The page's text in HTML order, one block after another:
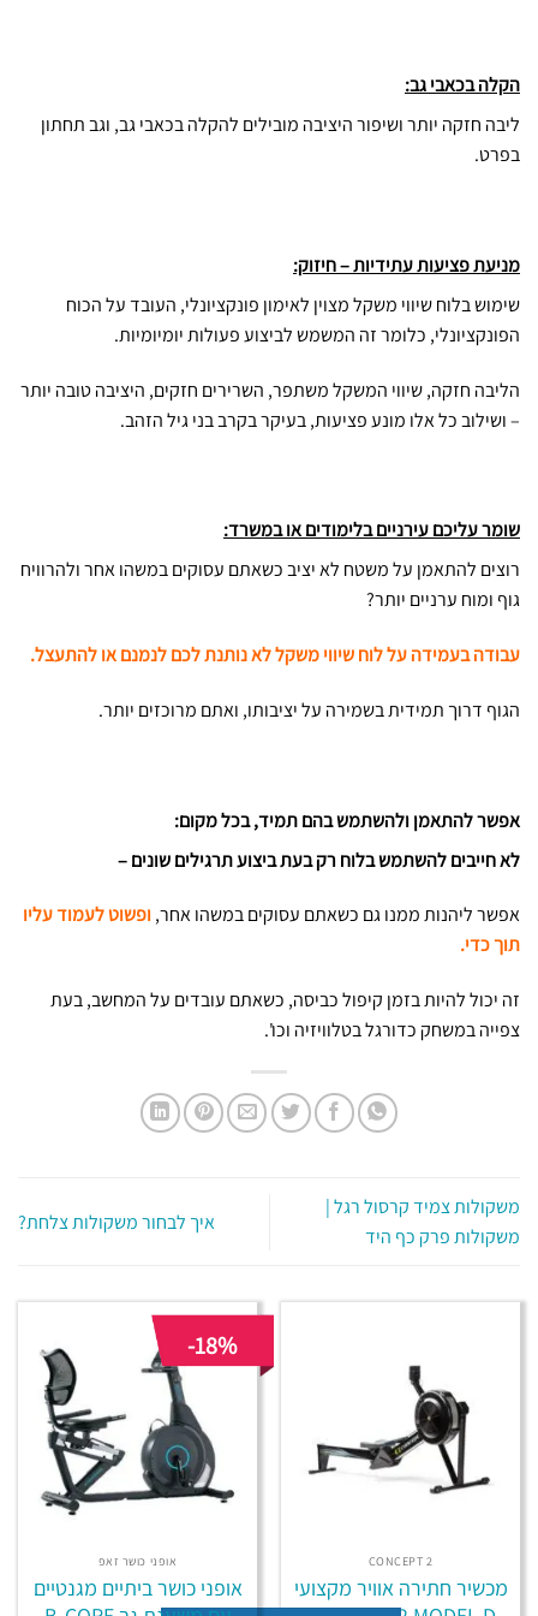
הקלה בכאבי גב:
ליבה חזקה יותר ושיפור היציבה מובילים להקלה בכאבי גב, וגב תחתון
בפרט.
מניעת פציעות עתידיות – חיזוק:
שימוש בלוח שיווי משקל מצוין לאימון פונקציונלי, העובד על הכוח
הפונקציונלי, כלומר זה המשמש לביצוע פעולות יומיומיות.
הליבה חזקה, שיווי המשקל משתפר, השרירים חזקים, היציבה טובה יותר
– ושילוב כל אלו מונע פציעות, בעיקר בקרב בני גיל הזהב.
שומר עליכם עירניים בלימודים או במשרד:
רוצים להתאמן על משטח לא יציב כשאתם עסוקים במשהו אחר ולהרוויח
גוף ומוח ערניים יותר?
עבודה בעמידה על לוח שיווי משקל לא נותנת לכם לנמנם או להתעצל.
הגוף דרוך תמידית בשמירה על יציבותו, ואתם מרוכזים יותר.
אפשר להתאמן ולהשתמש בהם תמיד, בכל מקום:
לא חייבים להשתמש בלוח רק בעת ביצוע תרגילים שונים –
אפשר ליהנות ממנו גם כשאתם עסוקים במשהו אחר,ופשוט לעמוד עליו
תוך כדי.
זה יכול להיות בזמן קיפול כביסה, כשאתם עובדים על המחשב, בעת
צפייה במשחק כדורגל בטלוויזיה וכו'.
משקולות צמיד קרסול רגל |
משקולות פרק כף היד
איך לבחור משקולות צלחת?
CONCEPT 2
מכשיר חתירה אוויר מקצועי
-18%
אופני כושר זאפ
אופני כושר ביתיים מגנטיים